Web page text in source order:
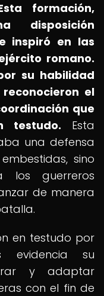
formación,
disposición
inspiró en las
romano.
su habilidad
el
que
testudo. Esta
una defensa
sino
los guerreros
de manera
en testudo por
evidencia su
y adaptar
con el fin de